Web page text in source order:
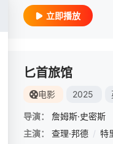
立即播放
匕首旅馆
电影 2025
导演：
詹姆斯·史密斯
主演：
查理·邦德 / 特